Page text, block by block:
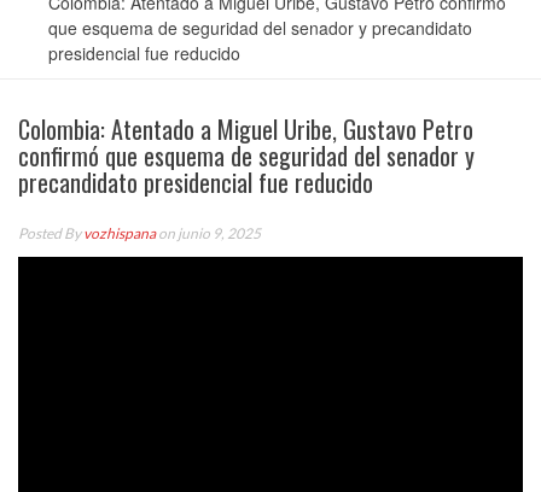
que esquema de seguridad del senador y precandidato
presidencial fue reducido
Colombia: Atentado a Miguel Uribe, Gustavo Petro
confirmó que esquema de seguridad del senador y
precandidato presidencial fue reducido
Posted Byvozhispanaon junio 9, 2025